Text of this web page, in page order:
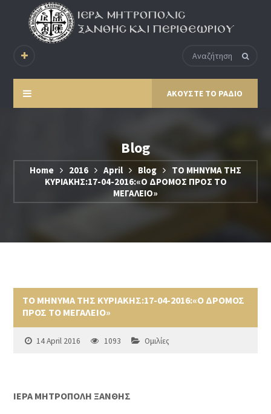
ΑΚΟΥΣΤΕ ΤΟ ΡΑΔΙΟ
Blog
Home 2016 April Blog
ΤΟ ΜΗΝΥΜΑ ΤΗΣ
ΚΥΡΙΑΚΗΣ:17-04-2016:«Ο ΔΡΟΜΟΣ ΠΡΟΣ ΤΟ
ΜΕΓΑΛΕΙΟ»
ΤΟ ΜΗΝΥΜΑ ΤΗΣ ΚΥΡΙΑΚΗΣ:17-04-2016:«Ο ΔΡΟΜΟΣ
ΠΡΟΣ ΤΟ ΜΕΓΑΛΕΙΟ»
14 April 2016 1093 Ομιλίες
ΙΕΡΑ ΜΗΤΡΟΠΟΛΗ ΞΑΝΘΗΣ